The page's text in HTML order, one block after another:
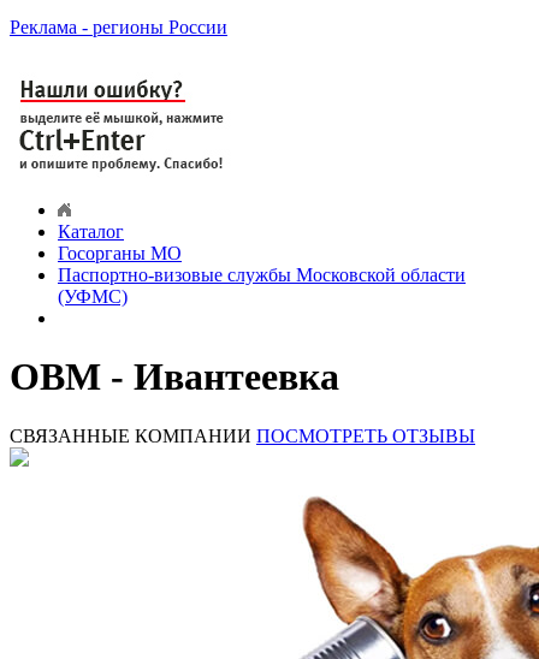
Реклама - регионы России
Каталог
Госорганы МО
Паспортно-визовые службы Московской области
(УФМС)
ОВМ - Ивантеевка
СВЯЗАННЫЕ КОМПАНИИ ПОСМОТРЕТЬ ОТЗЫВЫ